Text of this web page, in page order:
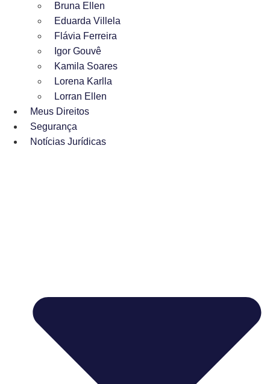
Bruna Ellen
Eduarda Villela
Flávia Ferreira
Igor Gouvê
Kamila Soares
Lorena Karlla
Lorran Ellen
Meus Direitos
Segurança
Notícias Jurídicas